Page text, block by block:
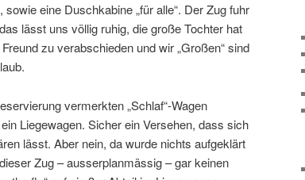
eine Duschkabine „für alle“. Der Zug fuhr
lässt uns völlig ruhig, die große Tochter hat
zu verabschieden und wir „Großen“ sind
vermerkten „Schlaf“-Wagen
Liegewagen. Sicher ein Versehen, dass sich
lässt. Aber nein, da wurde nichts aufgeklärt
Zug – ausserplanmässig – gar keinen